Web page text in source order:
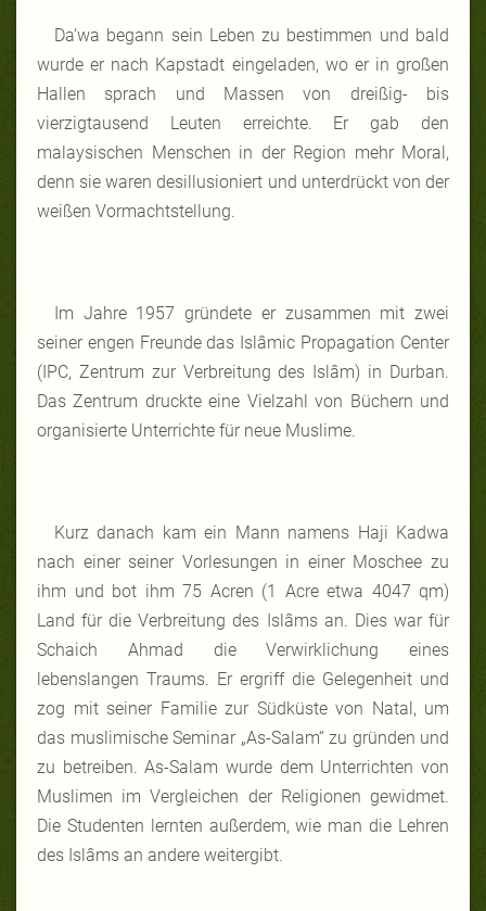
Da‘wa begann sein Leben zu bestimmen und bald
wurde er nach Kapstadt eingeladen, wo er in großen
Hallen sprach und Massen von dreißig- bis
vierzigtausend Leuten erreichte. Er gab den
malaysischen Menschen in der Region mehr Moral,
denn sie waren desillusioniert und unterdrückt von der
weißen Vormachtstellung.
Im Jahre 1957 gründete er zusammen mit zwei
seiner engen Freunde das Islâmic Propagation Center
(IPC, Zentrum zur Verbreitung des Islâm) in Durban.
Das Zentrum druckte eine Vielzahl von Büchern und
organisierte Unterrichte für neue Muslime.
Kurz danach kam ein Mann namens Haji Kadwa
nach einer seiner Vorlesungen in einer Moschee zu
ihm und bot ihm 75 Acren (1 Acre etwa 4047 qm)
Land für die Verbreitung des Islâms an. Dies war für
Schaich Ahmad die Verwirklichung eines
lebenslangen Traums. Er ergriff die Gelegenheit und
zog mit seiner Familie zur Südküste von Natal, um
das muslimische Seminar „As-Salam“ zu gründen und
zu betreiben. As-Salam wurde dem Unterrichten von
Muslimen im Vergleichen der Religionen gewidmet.
Die Studenten lernten außerdem, wie man die Lehren
des Islâms an andere weitergibt.